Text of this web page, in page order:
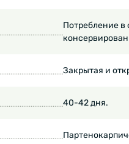
Потребление в
Закрытая и
40-42 дня.